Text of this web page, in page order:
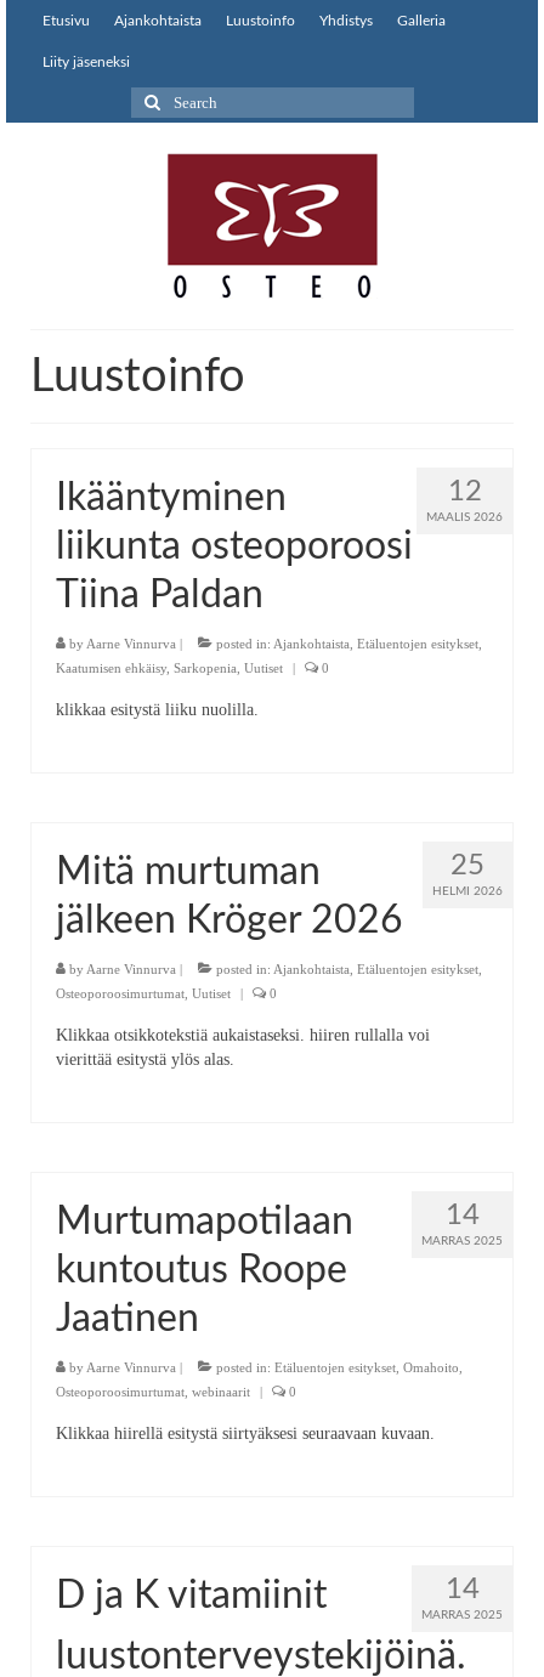
Etusivu Ajankohtaista Luustoinfo Yhdistys Galleria
Liity jäseneksi
Search
for:
Luustoinfo
12
MAALIS 2026
Ikääntyminen
liikunta osteoporoosi
Tiina Paldan
by Aarne Vinnurva | posted in: Ajankohtaista Etäluentojen esitykset
Kaatumisen ehkäisy, Sarkopenia Uutiset | 0
klikkaa esitystä liiku nuolilla.
25
HELMI 2026
Mitä murtuman
jälkeen Kröger 2026
by Aarne Vinnurva | posted in: Ajankohtaista Etäluentojen esitykset
Osteoporoosimurtumat Uutiset | 0
Klikkaa otsikkotekstiä aukaistaseksi. hiiren rullalla voi
vierittää esitystä ylös alas.
14
MARRAS 2025
Murtumapotilaan
kuntoutus Roope
Jaatinen
by Aarne Vinnurva | posted in: Etäluentojen esitykset Omahoito
Osteoporoosimurtumat webinaarit | 0
Klikkaa hiirellä esitystä siirtyäksesi seuraavaan kuvaan.
14
MARRAS 2025
D ja K vitamiinit
luustonterveystekijöinä.